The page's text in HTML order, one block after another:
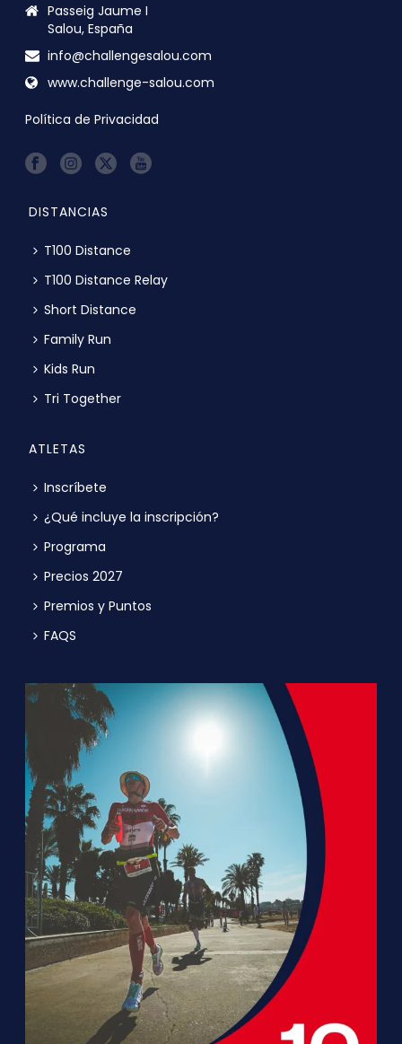
Passeig Jaume I
Salou, España
info@challengesalou.com
www.challenge-salou.com
Política de Privacidad
DISTANCIAS
T100 Distance
T100 Distance Relay
Short Distance
Family Run
Kids Run
Tri Together
ATLETAS
Inscríbete
¿Qué incluye la inscripción?
Programa
Precios 2027
Premios y Puntos
FAQS